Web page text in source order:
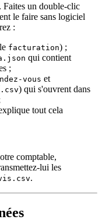
. Faites un double-clic
le faire sans logiciel
:
facturation) ;
qui contient
;
vous et
.csv) qui s'ouvrent dans
tout cela
comptable,
lui les
.